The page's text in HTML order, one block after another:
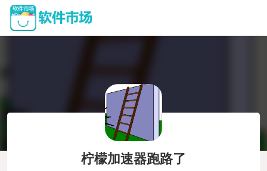
柠檬加速器跑路了